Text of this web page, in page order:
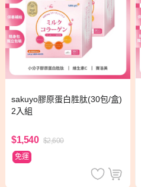
sakuyo膠原蛋白胜肽(30包/盒)
2入組
$1,540 $2,600
免運